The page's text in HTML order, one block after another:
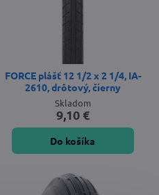
FORCE plášť 12 1/2 x 2 1/4, IA-
2610, drôtový, čierny
Skladom
9,10 €
Do košíka